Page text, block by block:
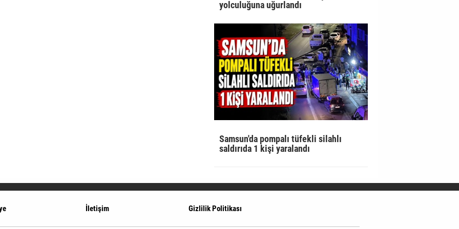
yolculuğuna uğurlandı
Samsun'da pompalı tüfekli silahlı
saldırıda 1 kişi yaralandı
İletişim Gizlilik Politikası